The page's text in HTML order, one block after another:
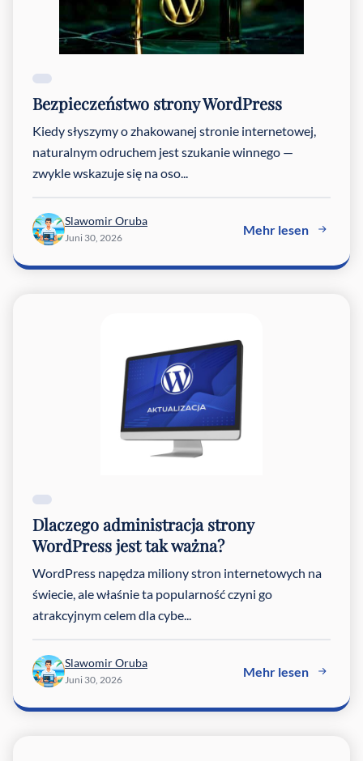
Bezpieczeństwo strony WordPress
Kiedy słyszymy o zhakowanej stronie internetowej,
naturalnym odruchem jest szukanie winnego —
zwykle wskazuje się na oso...
Slawomir Oruba
Juni 30, 2026
Mehr lesen
Dlaczego administracja strony
WordPress jest tak ważna?
WordPress napędza miliony stron internetowych na
świecie, ale właśnie ta popularność czyni go
atrakcyjnym celem dla cybe...
Slawomir Oruba
Juni 30, 2026
Mehr lesen